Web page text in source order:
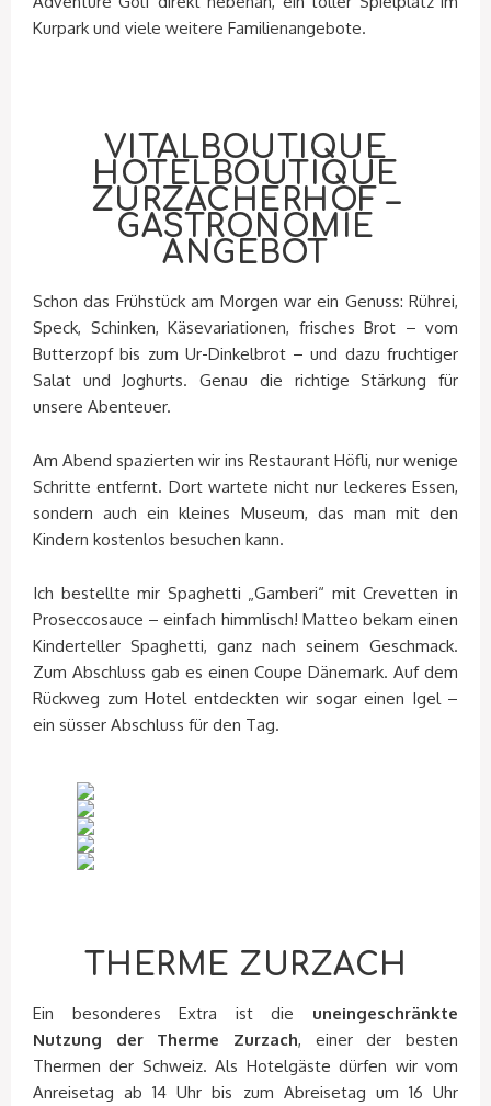
Kurpark und viele weitere Familienangebote.
VITALBOUTIQUE
HOTELBOUTIQUE
ZURZACHERHOF –
GASTRONOMIE
ANGEBOT
Schon das Frühstück am Morgen war ein Genuss: Rührei,
Speck, Schinken, Käsevariationen, frisches Brot – vom
Butterzopf bis zum Ur-Dinkelbrot – und dazu fruchtiger
Salat und Joghurts. Genau die richtige Stärkung für
unsere Abenteuer.
Am Abend spazierten wir ins Restaurant Höfli, nur wenige
Schritte entfernt. Dort wartete nicht nur leckeres Essen,
sondern auch ein kleines Museum, das man mit den
Kindern kostenlos besuchen kann.
Ich bestellte mir Spaghetti „Gamberi“ mit Crevetten in
Proseccosauce – einfach himmlisch! Matteo bekam einen
Kinderteller Spaghetti, ganz nach seinem Geschmack.
Zum Abschluss gab es einen Coupe Dänemark. Auf dem
Rückweg zum Hotel entdeckten wir sogar einen Igel –
ein süsser Abschluss für den Tag.
THERME ZURZACH
Ein besonderes Extra ist die uneingeschränkte
Nutzung der Therme Zurzach, einer der besten
Thermen der Schweiz. Als Hotelgäste dürfen wir vom
Anreisetag ab 14 Uhr bis zum Abreisetag um 16 Uhr